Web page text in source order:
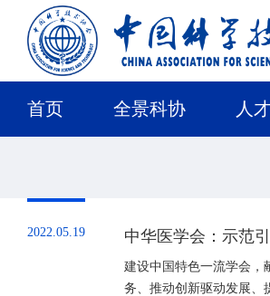
首页 全景科协 人
2022.05.19 中华医学会：示范
建设中国特色一流学会，
务、推动创新驱动发展、